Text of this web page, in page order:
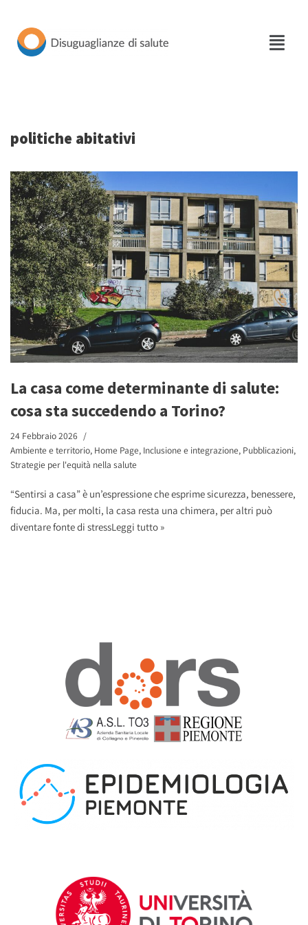
Vai
politiche abitativi
La casa come determinante di salute:
cosa sta succedendo a Torino?
24 Febbraio 2026
Ambiente e territorio, Home Page, Inclusione e integrazione, Pubblicazioni,
Strategie per l'equità nella salute
“Sentirsi a casa” è un’espressione che esprime sicurezza, benessere,
fiducia. Ma, per molti, la casa resta una chimera, per altri può
diventare fonte di stressLeggi tutto »